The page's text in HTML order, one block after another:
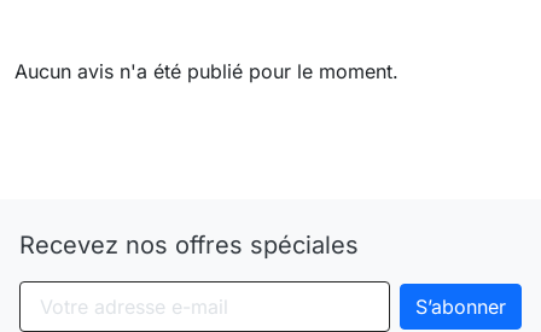
Aucun avis n'a été publié pour le moment.
Recevez nos offres spéciales